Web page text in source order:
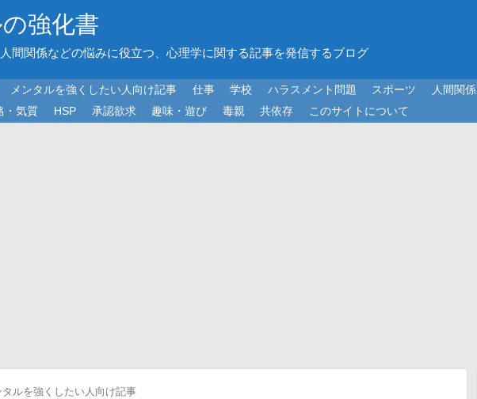
強化書
間関係などの悩みに役立つ、心理学に関する記事を発信するブログ
メンタルを強くしたい人向け記事 仕事 学校 ハラスメント問題 スポーツ 人間関係
・気質 HSP 承認欲求 趣味・遊び 毒親 共依存 このサイトについて
タルを強くしたい人向け記事